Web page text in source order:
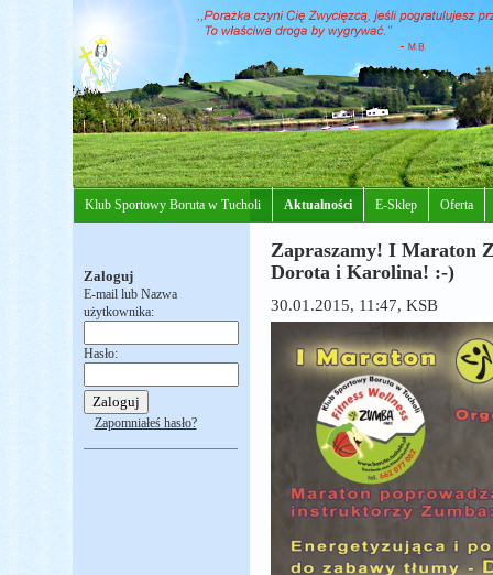
Klub Sportowy Boruta w Tucholi Aktualności E-Sklep Oferta
Zaloguj
E-mail lub Nazwa
użytkownika:
Hasło:
Zapomniałeś hasło?
Zapraszamy! I Maraton
Dorota i Karolina! :-)
30.01.2015, 11:47, KSB